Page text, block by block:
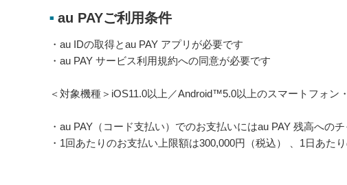
■ au PAYご利用条件
・au IDの取得とau PAY アプリが必要です
・au PAY サービス利用規約への同意が必要です
＜対象機種＞iOS11.0以上／Android™5.0以上のスマートフォン
・au PAY（コード支払い）でのお支払いにはau PAY 残高への
・1回あたりのお支払い上限額は300,000円（税込） 、1日あた